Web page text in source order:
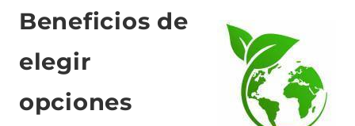
Beneficios de
elegir
opciones